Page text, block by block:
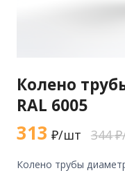
Колено
RAL 6005
313 ₽/шт 344
колено трубы диаметр 100 мм RAL 6005 из оцинкованной